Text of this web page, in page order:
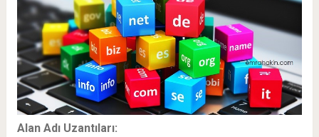
Alan Adı Uzantıları: